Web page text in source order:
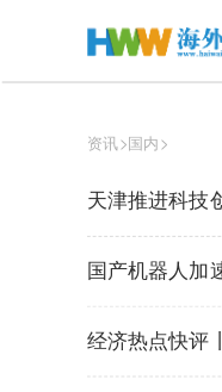
资讯>国内>
天津推进科技
国产机器人加
经济热点快评